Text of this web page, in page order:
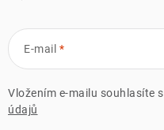
E-mail
Vložením e-mailu souhlasíte s
údajů